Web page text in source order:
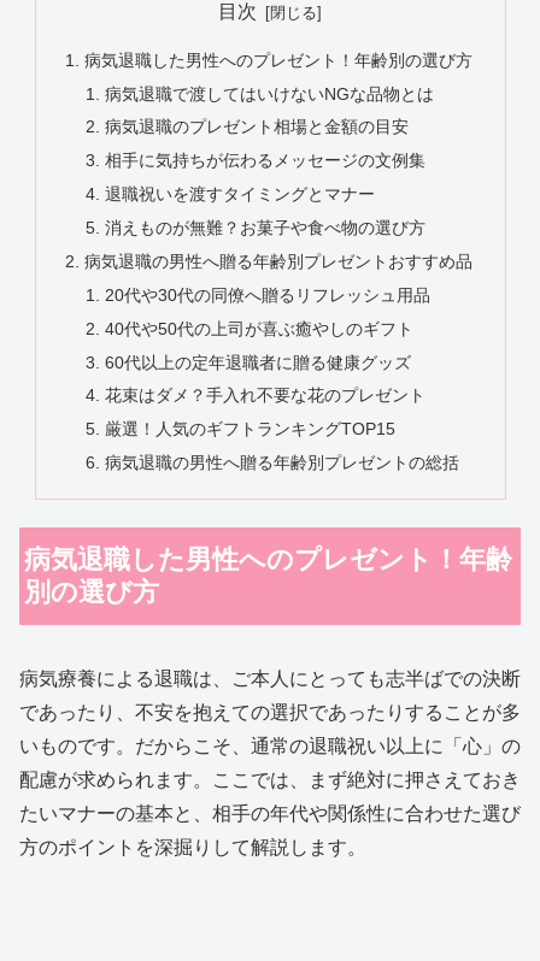
目次
病気退職した男性へのプレゼント！年齢別の選び方
病気退職で渡してはいけないNGな品物とは
病気退職のプレゼント相場と金額の目安
相手に気持ちが伝わるメッセージの文例集
退職祝いを渡すタイミングとマナー
消えものが無難？お菓子や食べ物の選び方
病気退職の男性へ贈る年齢別プレゼントおすすめ品
20代や30代の同僚へ贈るリフレッシュ用品
40代や50代の上司が喜ぶ癒やしのギフト
60代以上の定年退職者に贈る健康グッズ
花束はダメ？手入れ不要な花のプレゼント
厳選！人気のギフトランキングTOP15
病気退職の男性へ贈る年齢別プレゼントの総括
病気退職した男性へのプレゼント！年齢
別の選び方
病気療養による退職は、ご本人にとっても志半ばでの決断
であったり、不安を抱えての選択であったりすることが多
いものです。だからこそ、通常の退職祝い以上に「心」の
配慮が求められます。ここでは、まず絶対に押さえておき
たいマナーの基本と、相手の年代や関係性に合わせた選び
方のポイントを深掘りして解説します。